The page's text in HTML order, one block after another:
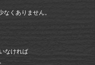
くありません。
なければ